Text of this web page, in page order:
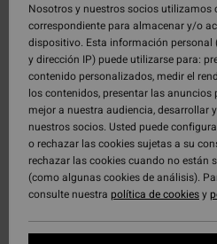
Nosotros y nuestros socios utilizamos
correspondiente para almacenar y/o
dispositivo. Esta información personal
y dirección IP) puede utilizarse para:
contenido personalizados, medir el
los contenidos, presentar las anuncios
mejor a nuestra audiencia, desarrollar
nuestros socios. Usted puede
o rechazar las cookies sujetas a su
rechazar las cookies cuando no están
(como algunas cookies de análisis).
consulte nuestra política de cookiesy